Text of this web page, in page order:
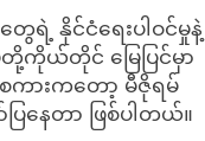
ေရဲ့ နိုင်ငံရေးပါဝင်မှုနဲ့
ကိုယ်တိုင် မြေပြင်မှာ
ကားကတော့ မီဇိုရမ်
နေတာ ဖြစ်ပါတယ်။